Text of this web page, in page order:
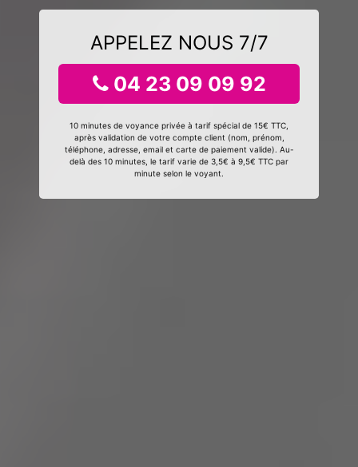
APPELEZ NOUS 7/7
04 23 09 09 92
10 minutes de voyance privée à tarif spécial de 15€ TTC,
après validation de votre compte client (nom, prénom,
téléphone, adresse, email et carte de paiement valide). Au-
delà des 10 minutes, le tarif varie de 3,5€ à 9,5€ TTC par
minute selon le voyant.